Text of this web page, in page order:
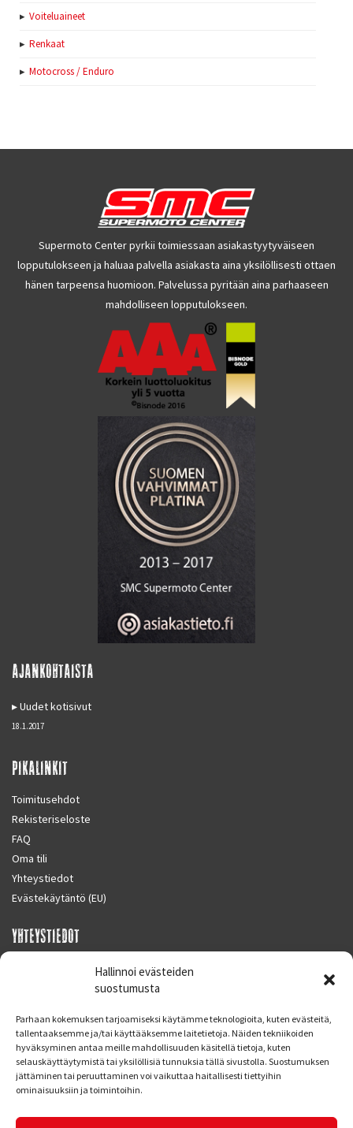
Hallinnoi evästeiden
suostumusta
Parhaan kokemuksen tarjoamiseksi käytämme teknologioita, kuten evästeitä,
tallentaaksemme ja/tai käyttääksemme laitetietoja. Näiden tekniikoiden
hyväksyminen antaa meille mahdollisuuden käsitellä tietoja, kuten
selauskäyttäytymistä tai yksilöllisiä tunnuksia tällä sivustolla. Suostumuksen
jättäminen tai peruuttaminen voi vaikuttaa haitallisesti tiettyihin
ominaisuuksiin ja toimintoihin.
Voiteluaineet
Renkaat
Motocross / Enduro
Supermoto Center pyrkii toimiessaan asiakastyytyväiseen
lopputulokseen ja haluaa palvella asiakasta aina yksilöllisesti ottaen
hänen tarpeensa huomioon. Palvelussa pyritään aina parhaaseen
mahdolliseen lopputulokseen.
AJANKOHTAISTA
Uudet kotisivut
18.1.2017
PIKALINKIT
Toimitusehdot
Rekisteriseloste
FAQ
Oma tili
Yhteystiedot
Evästekäytäntö (EU)
YHTEYSTIEDOT
SUPERMOTO CENTER
Finland
Puh. 09 221 7088
info at supermotocenter.fi
Maanantai - Tiistai 09.00 - 17.00